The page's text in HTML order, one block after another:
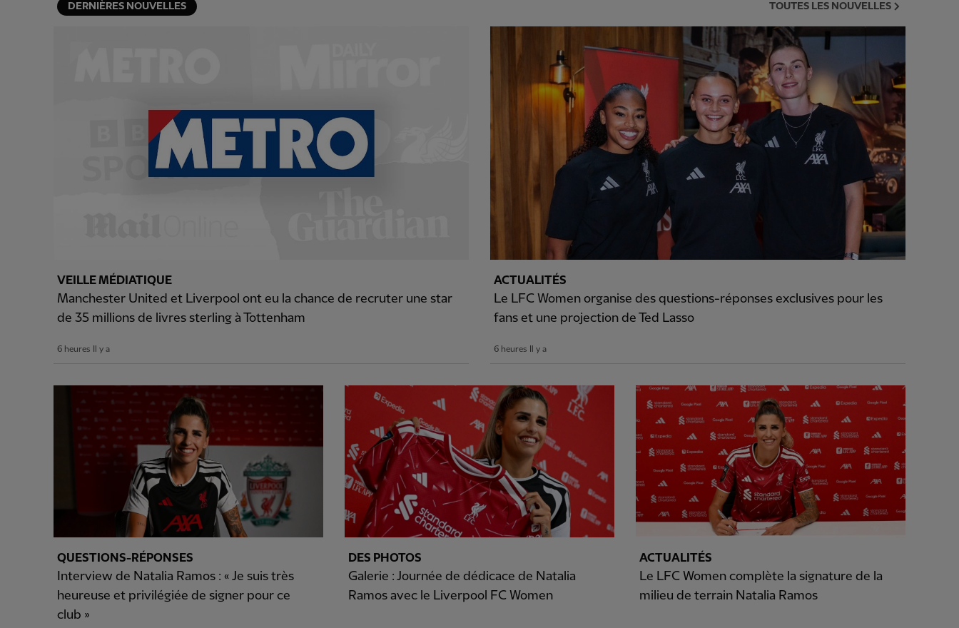
DERNIÈRES NOUVELLES TOUTES LES NOUVELLES
VEILLE MÉDIATIQUE
Manchester United et Liverpool ont eu la chance de recruter une star
de 35 millions de livres sterling à Tottenham
6 heures Il y a
ACTUALITÉS
Le LFC Women organise des questions-réponses exclusives pour les
fans et une projection de Ted Lasso
6 heures Il y a
QUESTIONS-RÉPONSES
Interview de Natalia Ramos : « Je suis très
heureuse et privilégiée de signer pour ce
club »
DES PHOTOS
Galerie : Journée de dédicace de Natalia
Ramos avec le Liverpool FC Women
ACTUALITÉS
Le LFC Women complète la signature de la
milieu de terrain Natalia Ramos